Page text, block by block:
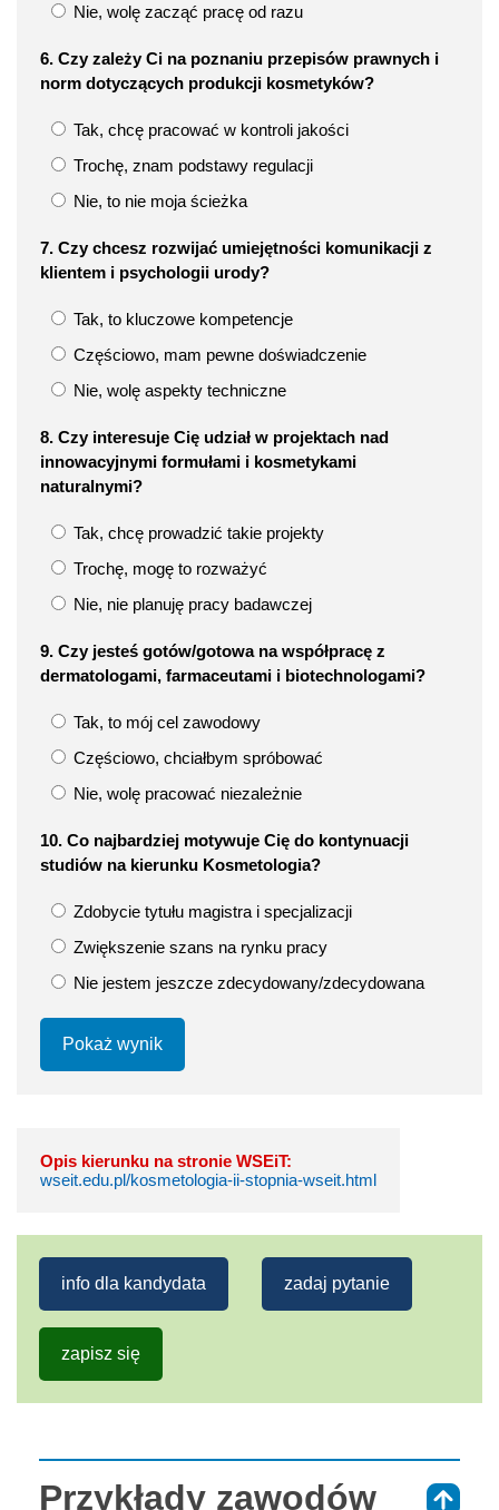
Nie, wolę zacząć pracę od razu
6. Czy zależy Ci na poznaniu przepisów prawnych i
norm dotyczących produkcji kosmetyków?
Tak, chcę pracować w kontroli jakości
Trochę, znam podstawy regulacji
Nie, to nie moja ścieżka
7. Czy chcesz rozwijać umiejętności komunikacji z
klientem i psychologii urody?
Tak, to kluczowe kompetencje
Częściowo, mam pewne doświadczenie
Nie, wolę aspekty techniczne
8. Czy interesuje Cię udział w projektach nad
innowacyjnymi formułami i kosmetykami
naturalnymi?
Tak, chcę prowadzić takie projekty
Trochę, mogę to rozważyć
Nie, nie planuję pracy badawczej
9. Czy jesteś gotów/gotowa na współpracę z
dermatologami, farmaceutami i biotechnologami?
Tak, to mój cel zawodowy
Częściowo, chciałbym spróbować
Nie, wolę pracować niezależnie
10. Co najbardziej motywuje Cię do kontynuacji
studiów na kierunku Kosmetologia?
Zdobycie tytułu magistra i specjalizacji
Zwiększenie szans na rynku pracy
Nie jestem jeszcze zdecydowany/zdecydowana
Pokaż wynik
Opis kierunku na stronie WSEiT:
wseit.edu.pl/kosmetologia-ii-stopnia-wseit.html
info dla kandydata zadaj pytanie
zapisz się
Przykłady zawodów